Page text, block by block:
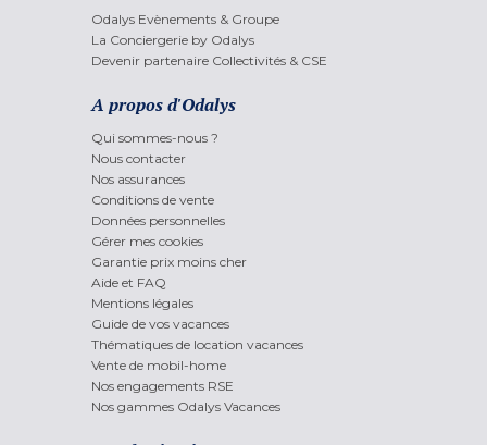
Odalys Evènements & Groupe
La Conciergerie by Odalys
Devenir partenaire Collectivités & CSE
A propos d'Odalys
Qui sommes-nous ?
Nous contacter
Nos assurances
Conditions de vente
Données personnelles
Gérer mes cookies
Garantie prix moins cher
Aide et FAQ
Mentions légales
Guide de vos vacances
Thématiques de location vacances
Vente de mobil-home
Nos engagements RSE
Nos gammes Odalys Vacances